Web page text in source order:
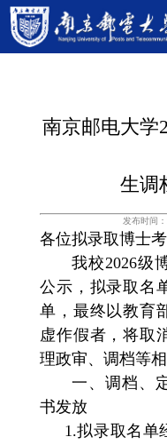
南京邮电大学
生调
发布时间
各位拟录取博士考
我校2026级
公示，拟录取名
单，最终以教育
虚作假者，将取
理政审、调档等
一、调档、
书发放
1.拟录取名单